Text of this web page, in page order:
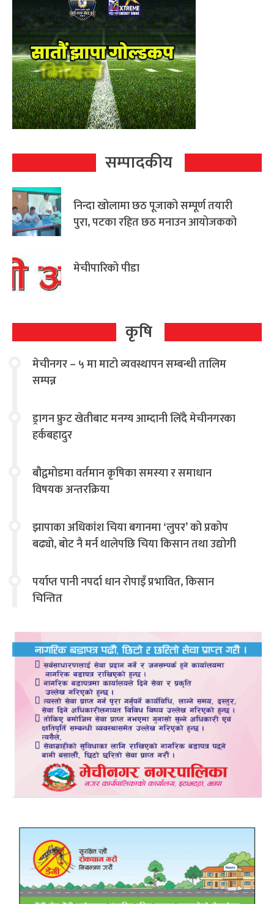
सम्पादकीय
निन्दा खोलामा छठ पूजाको सम्पूर्ण तयारी
पुरा, पटका रहित छठ मनाउन आयोजकको
मेचीपारिको पीडा
कृषि
मेचीनगर – ५ मा माटो व्यवस्थापन सम्बन्धी तालिम
सम्पन्न
ड्रागन फ्रुट खेतीबाट मनग्य आम्दानी लिँदै मेचीनगरका
हर्कबहादुर
बौद्वमोडमा वर्तमान कृषिका समस्या र समाधान
विषयक अन्तरक्रिया
झापाका अधिकांश चिया बगानमा ‘लुपर’ को प्रकोप
बढ्यो, बोट नै मर्न थालेपछि चिया किसान तथा उद्योगी
पर्याप्त पानी नपर्दा धान रोपाइँ प्रभावित, किसान
चिन्तित